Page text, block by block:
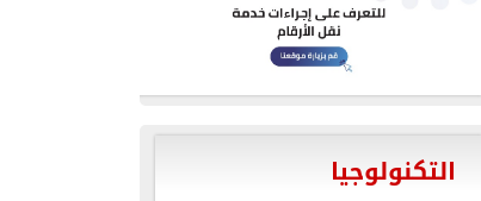
التكنولوجيا